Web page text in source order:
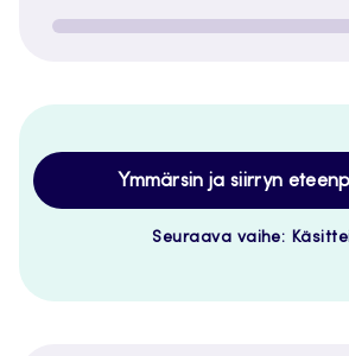
Ymmärsin ja siirryn
Seuraava vaihe: